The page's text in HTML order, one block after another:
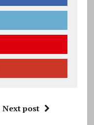
Next post